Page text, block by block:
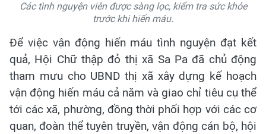
Các tình nguyện viên được sàng lọc, kiểm tra sức khỏe
trước khi hiến máu.
Để việc vận động hiến máu tình nguyện đạt kết
quả, Hội Chữ thập đỏ thị xã Sa Pa đã chủ động
tham mưu cho UBND thị xã xây dựng kế hoạch
vận động hiến máu cả năm và giao chỉ tiêu cụ thể
tới các xã, phường, đồng thời phối hợp với các cơ
quan, đoàn thể tuyên truyền, vận động cán bộ, hội